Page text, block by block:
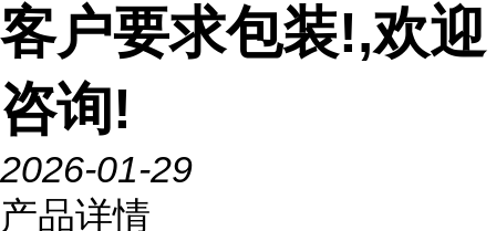
客户要求包装!,欢迎
咨询!
2026-01-29
产品详情